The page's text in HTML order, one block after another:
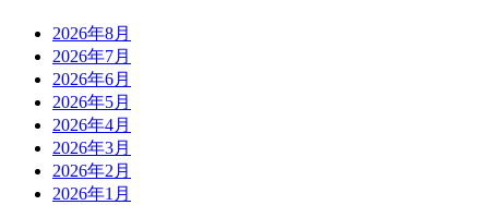
2026年8月
2026年7月
2026年6月
2026年5月
2026年4月
2026年3月
2026年2月
2026年1月